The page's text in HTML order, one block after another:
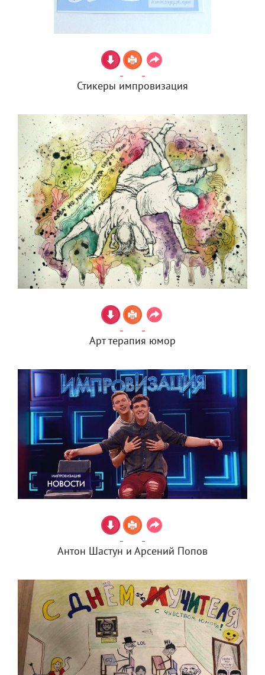
Стикеры импровизация
Арт терапия юмор
Антон Шастун и Арсений Попов